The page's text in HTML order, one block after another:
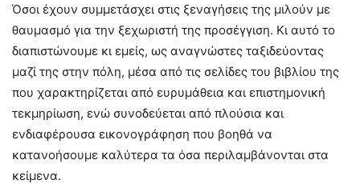
Όσοι έχουν συμμετάσχει στις ξεναγήσεις της μιλούν με
θαυμασμό για την ξεχωριστή της προσέγγιση. Κι αυτό το
διαπιστώνουμε κι εμείς, ως αναγνώστες ταξιδεύοντας
μαζί της στην πόλη, μέσα από τις σελίδες του βιβλίου της
που χαρακτηρίζεται από ευρυμάθεια και επιστημονική
τεκμηρίωση, ενώ συνοδεύεται από πλούσια και
ενδιαφέρουσα εικονογράφηση που βοηθά να
κατανοήσουμε καλύτερα τα όσα περιλαμβάνονται στα
κείμενα.